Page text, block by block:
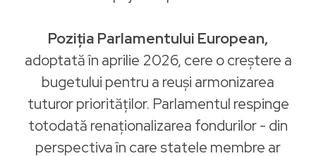
Poziția Parlamentului European,
adoptată în aprilie 2026, cere o creștere a
bugetului pentru a reuși armonizarea
tuturor priorităților. Parlamentul respinge
totodată renaționalizarea fondurilor - din
perspectiva în care statele membre ar